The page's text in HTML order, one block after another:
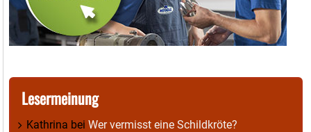
Lesermeinung
Kathrina bei Wer vermisst eine Schildkröte?